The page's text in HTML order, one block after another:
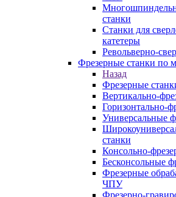
станки
Станки для
катетеры
Револьверно-
Фрезерные станки по
Назад
Фрезерные
Вертикально-
Горизонтально-
Универсальные
станки
Консольно-
Бесконсольные
Фрезерные
ЧПУ
Фрезерно-